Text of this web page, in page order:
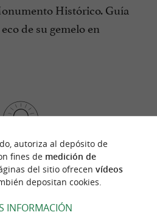
Histórico. Guía
de su gemelo en
imprescindibles de San
autoriza al depósito de
fines de medición de
del sitio ofrecen vídeos
depositan cookies.
INFORMACIÓN